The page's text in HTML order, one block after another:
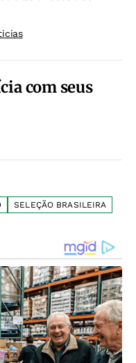
com seus
SELEÇÃO BRASILEIRA